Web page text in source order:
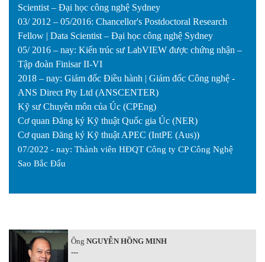
Scientist – Ðại học công nghệ Sydney
03/ 2012 – 05/2016: Chancellor's Postdoctoral Research
Fellow | Data Scientist – Ðại học công nghệ Sydney
05/ 2016 – nay: Kiến trúc sư LabVIEW được chứng nhận –
Tập đoàn Finisar II-VI
2018 – nay: Giám đốc Điều hành | Giám đốc Công nghệ -
ANS Direct Pty Ltd (ANSCENTER)
Kỹ sư Chuyên môn của Úc (CPEng)
Cơ quan Đăng ký Kỹ thuật Quốc gia Úc (NER)
Cơ quan Đăng ký Kỹ thuật APEC (IntPE (Aus))
07/2022 - nay: Thành viên HĐQT Công ty CP Công Nghệ
Sao Bắc Đẩu
Ông NGUYỄN HỒNG MINH
---